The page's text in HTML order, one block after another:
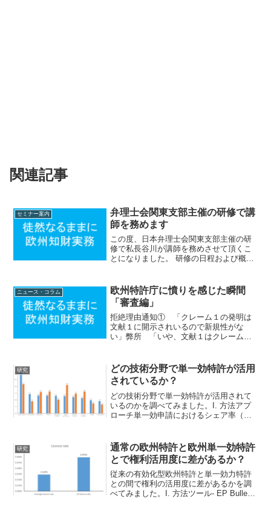
関連記事
セミナー案内
弁理士会関東支部主催の研修で講
師を務めます
この度、日本弁理士会関東支部主催の研
修で私長谷川が講師を務めさせて頂くこ
とになりました。 研修の日程および概要
概要」 ・日時： ２０１９年２月２２
日（金） １８...
ニュース・コラム
欧州特許庁に憤りを感じた瞬間
「審査編」
拒絶理由通知① 「クレーム１の発明は
文献１に開示されいるので新規性がな
い」弊所 「いや、文献１はクレーム１
開示されいるので新規性がない」弊所
「ファッ！？ワイの主張を...
研究
どの技術分野で単一効特許が活用
されているか？
どの技術分野で単一効特許が活用されて
いるのかを調べてみました。I. 方法アプ
ローチ単一効申請におけるシェア率（そ
一効申請におけるシェア率と登録特許に
おけるシェア率（...
研究
通常の欧州特許と欧州単一効特許
とで権利活用度に差があるか？
従来の有効化型欧州特許と単一効力特許
との間で権利の活用度に差があるかを調
べてみました。I. 方法ツール- EP Bulletin